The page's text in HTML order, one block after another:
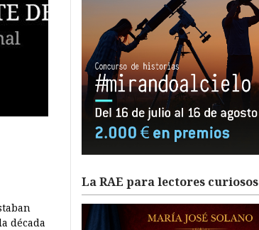
década
La RAE para lectores curiosos